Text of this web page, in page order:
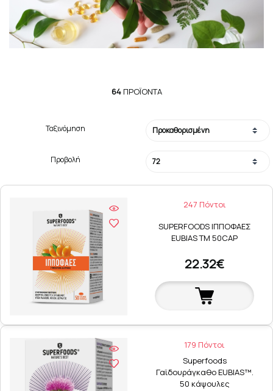
64ΠΡΟΪΌΝΤΑ
Ταξινόμηση
Προβολή
247 Πόντοι
SUPERFOODS ΙΠΠΟΦΑΕΣ
EUBIAS TM 50CAP
22.32€
179 Πόντοι
Superfoods
Γαϊδουράγκαθο EUBIAS™.
50 κάψουλες